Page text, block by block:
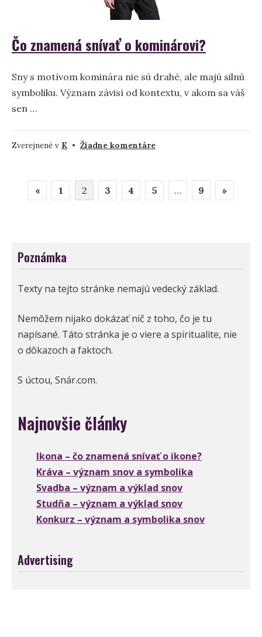
Čo znamená snívať o kominárovi?
Sny s motívom kominára nie sú drahé, ale majú silnú
symboliku. Význam závisí od kontextu, v akom sa váš
sen …
Zverejnené v K • Žiadne komentárena
snívať
o
Stránkovanie
« 1 2 3 4 5 … 9 »
Poznámka
Texty na tejto stránke nemajú vedecký základ.
Nemôžem nijako dokázať nič z toho, čo je tu
napísané. Táto stránka je o viere a spiritualite, nie
o dôkazoch a faktoch.
S úctou, Snár.com.
Najnovšie články
Ikona – čo znamená snívať o ikone?
Kráva – význam snov a symbolika
Svadba – význam a výklad snov
Studňa – význam a výklad snov
Konkurz – význam a symbolika snov
Advertising